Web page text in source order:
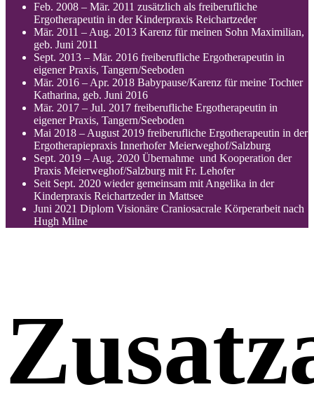
Feb. 2008 – Mär. 2011 zusätzlich als freiberufliche
Ergotherapeutin in der Kinderpraxis Reichartzeder
Mär. 2011 – Aug. 2013 Karenz für meinen Sohn Maximilian,
geb. Juni 2011
Sept. 2013 – Mär. 2016 freiberufliche Ergotherapeutin in
eigener Praxis, Tangern/Seeboden
Mär. 2016 – Apr. 2018 Babypause/Karenz für meine Tochter
Katharina, geb. Juni 2016
Mär. 2017 – Jul. 2017 freiberufliche Ergotherapeutin in
eigener Praxis, Tangern/Seeboden
Mai 2018 – August 2019 freiberufliche Ergotherapeutin in der
Ergotherapiepraxis Innerhofer Meierweghof/Salzburg
Sept. 2019 – Aug. 2020 Übernahme und Kooperation der
Praxis Meierweghof/Salzburg mit Fr. Lehofer
Seit Sept. 2020 wieder gemeinsam mit Angelika in der
Kinderpraxis Reichartzeder in Mattsee
Juni 2021 Diplom Visionäre Craniosacrale Körperarbeit nach
Hugh Milne